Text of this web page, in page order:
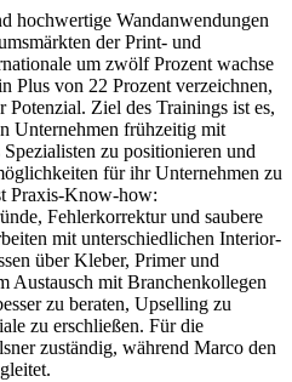
hochwertige Wandanwendungen
der Print- und
um zwölf Prozent wachse
Plus von 22 Prozent verzeichnen,
Potenzial. Ziel des Trainings ist es,
Unternehmen frühzeitig mit
zu positionieren und
für ihr Unternehmen zu
Praxis-Know-how:
Fehlerkorrektur und saubere
mit unterschiedlichen Interior-
über Kleber, Primer und
Austausch mit Branchenkollegen
zu beraten, Upselling zu
zu erschließen. Für die
zuständig, während Marco den